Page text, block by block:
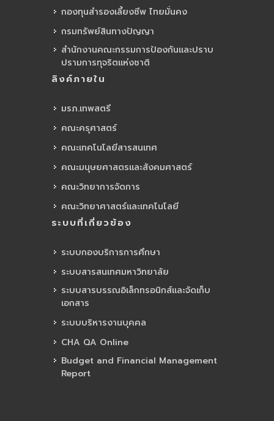
กองทุนสำรองเลี้ยงชีพ ไทยมั่นคง
กรมทรัพย์สินทางปัญญา
สำนักงานคณะกรรมการป้องกันและปราบ
ปรามการทุจริตแห่งชาติ
ลิงค์ภายใน
มรภ.เทพสตรี
คณะครุศาสตร์
คณะเทคโนโลยีสารสนเทศ
คณะมนุษยศาสตรและสังคมศาสตร์
คณะวิทยาการจัดการ
คณะวิทยาศาสตร์และเทคโนโลยี
ระบบที่เกี่ยวข้อง
ระบบกองบริการการศึกษา
ระบบสารสนเทศมหาวิทยาลัย
ระบบสารบรรณอิเล็กทรอนิกส์และจัดเก็บ
เอกสาร
ระบบบริหารงานบุคคล
CHA QA Online
Budget and Financial Management
Report